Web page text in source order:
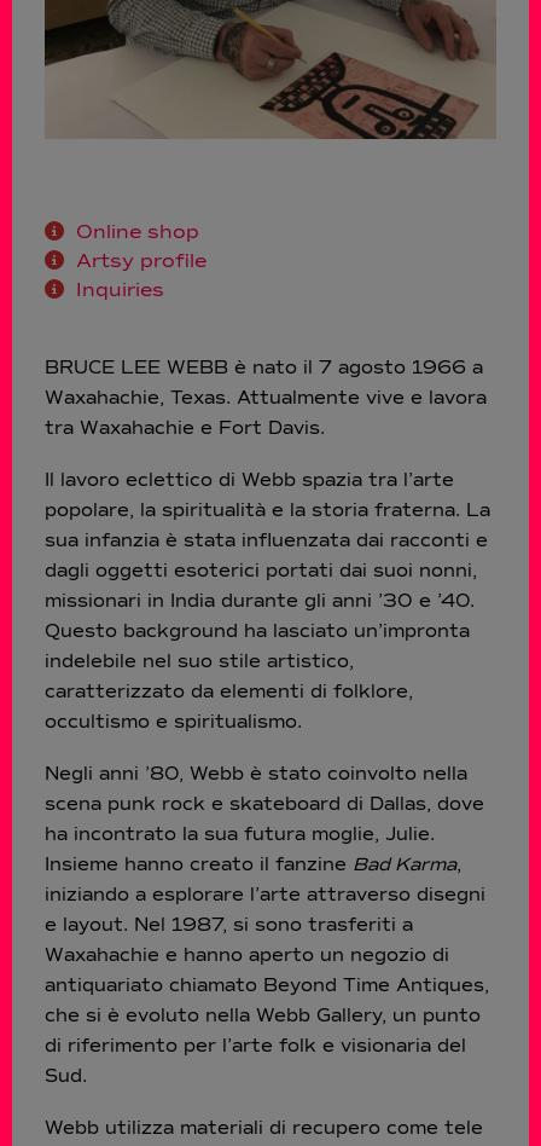
Online shop
Artsy profile
Inquiries
BRUCE LEE WEBB è nato il 7 agosto 1966 a
Waxahachie, Texas. Attualmente vive e lavora
tra Waxahachie e Fort Davis.
Il lavoro eclettico di Webb spazia tra l’arte
popolare, la spiritualità e la storia fraterna. La
sua infanzia è stata influenzata dai racconti e
dagli oggetti esoterici portati dai suoi nonni,
missionari in India durante gli anni ’30 e ’40.
Questo background ha lasciato un’impronta
indelebile nel suo stile artistico,
caratterizzato da elementi di folklore,
occultismo e spiritualismo​.
Negli anni ’80, Webb è stato coinvolto nella
scena punk rock e skateboard di Dallas, dove
ha incontrato la sua futura moglie, Julie.
Insieme hanno creato il fanzine Bad Karma,
iniziando a esplorare l’arte attraverso disegni
e layout. Nel 1987, si sono trasferiti a
Waxahachie e hanno aperto un negozio di
antiquariato chiamato Beyond Time Antiques,
che si è evoluto nella Webb Gallery, un punto
di riferimento per l’arte folk e visionaria del
Sud.
Webb utilizza materiali di recupero come tele